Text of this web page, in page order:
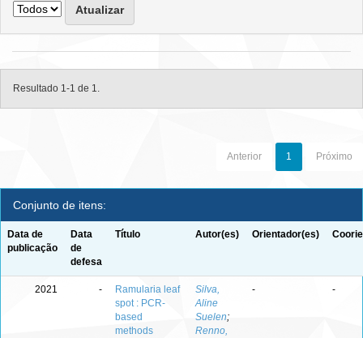
Resultado 1-1 de 1.
Anterior 1 Próximo
Conjunto de itens:
Data de
publicação
Data
de
defesa
Título Autor(es) Orientador(es)
2021 -
Ramularia leaf
spot : PCR-
based
methods
Silva,
Aline
Suelen;
Renno,
- -